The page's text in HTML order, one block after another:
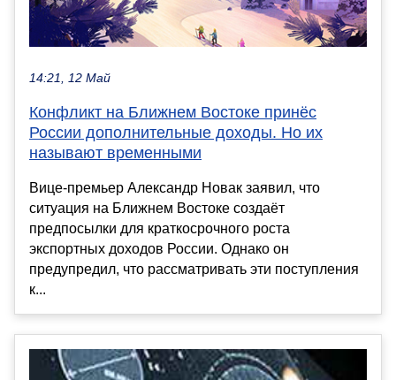
14:21, 12 Май
Конфликт на Ближнем Востоке принёс
России дополнительные доходы. Но их
называют временными
Вице-премьер Александр Новак заявил, что
ситуация на Ближнем Востоке создаёт
предпосылки для краткосрочного роста
экспортных доходов России. Однако он
предупредил, что рассматривать эти поступления
к...